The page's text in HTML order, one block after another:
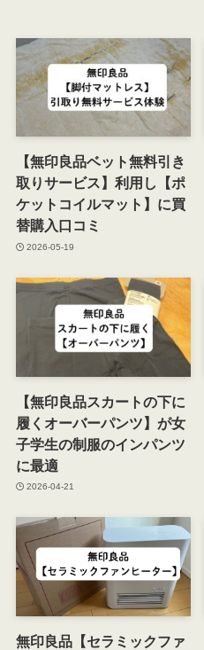
【無印良品ベット無料引き
取りサービス】利用し【ポ
ケットコイルマット】に買
替購入口コミ
2026-05-19
【無印良品スカートの下に
履くオーバーパンツ】が女
子学生の制服のインパンツ
に最適
2026-04-21
無印良品【セラミックファ